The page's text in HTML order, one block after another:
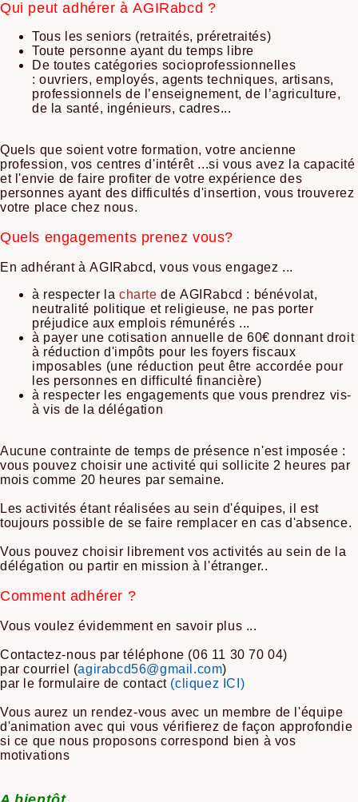
Qui peut adhérer à AGIRabcd ?
Tous les seniors (retraités, préretraités)
Toute personne ayant du temps libre
De toutes catégories socioprofessionnelles
: ouvriers, employés, agents techniques, artisans,
professionnels de l’enseignement, de l’agriculture,
de la santé, ingénieurs, cadres...
Quels que soient votre formation, votre ancienne
profession, vos centres d'intérêt ...si vous avez la capacité
et l'envie de faire profiter de votre expérience des
personnes ayant des difficultés d'insertion, vous trouverez
votre place chez nous.
Quels engagements prenez vous?
En adhérant à AGIRabcd, vous vous engagez ...
à respecter la chartede AGIRabcd : bénévolat,
neutralité politique et religieuse, ne pas porter
préjudice aux emplois rémunérés ...
à payer une cotisation annuelle de 60€ donnant droit
à réduction d'impôts pour les foyers fiscaux
imposables (une réduction peut être accordée pour
les personnes en difficulté financière)
à respecter les engagements que vous prendrez vis-
à vis de la délégation
Aucune contrainte de temps de présence n'est imposée :
vous pouvez choisir une activité qui sollicite 2 heures par
mois comme 20 heures par semaine.
Les activités étant réalisées au sein d'équipes, il est
toujours possible de se faire remplacer en cas d'absence.
Vous pouvez choisir librement vos activités au sein de la
délégation ou partir en mission à l'étranger..
Comment adhérer ?
Vous voulez évidemment en savoir plus ...
Contactez-nous par téléphone (06 11 30 70 04)
par courriel (agirabcd56@gmail.com)
par le formulaire de contact (cliquez ICI)
Vous aurez un rendez-vous avec un membre de l'équipe
d'animation avec qui vous vérifierez de façon approfondie
si ce que nous proposons correspond bien à vos
motivations